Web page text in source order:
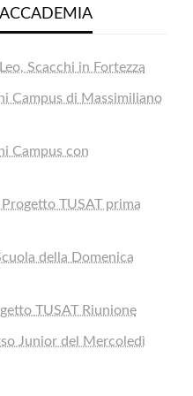
2026
2026
Scacchi in Fortezza
Campus di Massimiliano
Campus con
Progetto TUSAT prima
della Domenica
TUSAT Riunione
Junior del Mercoledì